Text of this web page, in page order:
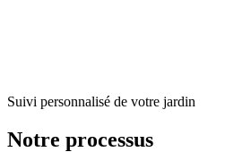
Suivi personnalisé de votre jardin
Notre processus